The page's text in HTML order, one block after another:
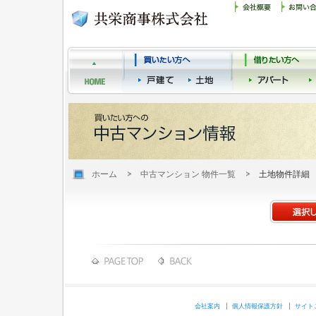
ホーム 中古マンション 物件一覧 土地物件詳細
会社案内 個人情報保護方針 サイト